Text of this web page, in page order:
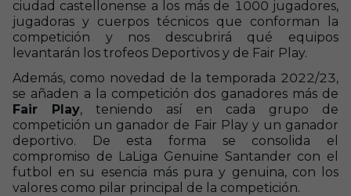
ciudad castellonense a los más de 1000 jugadores,
jugadoras y cuerpos técnicos que conforman la
competición y nos descubrirá qué equipos
levantarán los trofeos Deportivos y de Fair Play.
Además, como novedad de la temporada 2022/23,
se añaden a la competición dos ganadores más de
Fair Play, teniendo así en cada grupo de
competición un ganador de Fair Play y un ganador
deportivo. De esta forma se consolida el
compromiso de LaLiga Genuine Santander con el
futbol en su esencia más pura y genuina, con los
valores como pilar principal de la competición.